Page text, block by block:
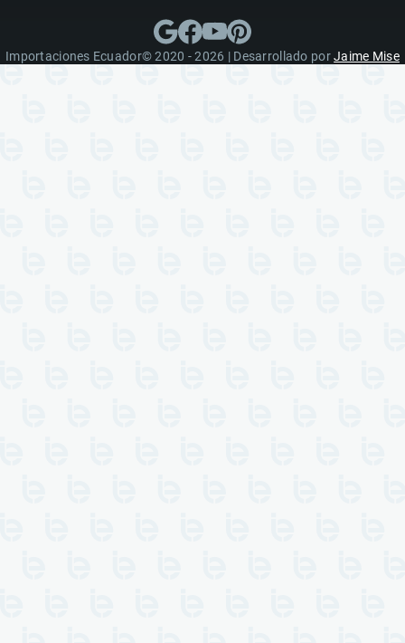
Importaciones Ecuador© 2020 - 2026 | Desarrollado porJaime Mise